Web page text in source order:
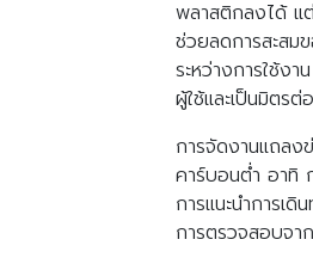
พลาสติกลงได้ แ
ช่วยลดการสะสม
ระหว่างการใช้ง
ผู้ใช้และเป็นมิตร
การจัดงานแถลง
คาร์บอนต่ำ อาทิ
การแนะนำการเ
การตรวจสอบจา